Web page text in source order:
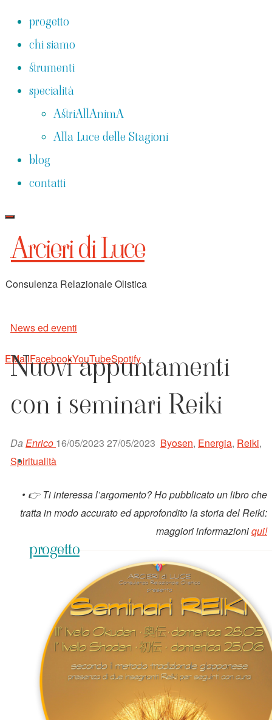
Salta progetto
chi siamo
strumenti
specialità
AstriAllAnimA
Alla Luce delle Stagioni
blog
contatti
Arcieri di Luce
Consulenza Relazionale Olistica
EMailFacebookYouTubeSpotify
progetto
News ed eventi
Nuovi appuntamenti
con i seminari Reiki
DaEnrico 16/05/2023 27/05/2023 Byosen, Energia, Reiki,
Spiritualità
• 👉 Ti interessa l’argomento? Ho pubblicato un libro che
tratta in modo accurato ed approfondito la storia del Reiki:
maggiori informazioniqui!